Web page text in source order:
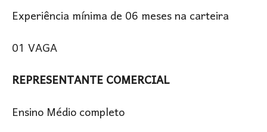
Experiência mínima de 06 meses na carteira
01 VAGA
REPRESENTANTE COMERCIAL
Ensino Médio completo